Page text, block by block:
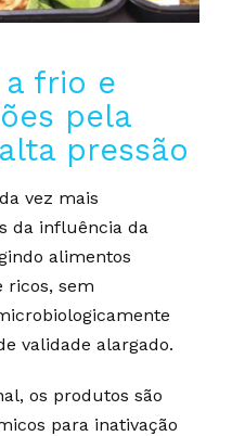
a frio e
pela
pressão
vez mais
da influência da
alimentos
ricos, sem
validade alargado.
os produtos são
para inativação